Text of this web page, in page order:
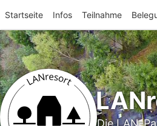
Startseite Infos Teilnahme
Die LAN-